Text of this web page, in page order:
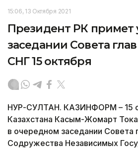
15:06, 13 Октября 2021
Президент РК примет
заседании Совета
СНГ 15 октября
НУР-СУЛТАН. КАЗИНФОРМ – 15
Казахстана Касым-Жомарт
в очередном заседании Совета
Содружества Независимых